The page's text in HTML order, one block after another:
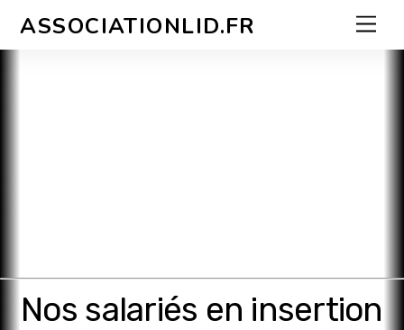
content
ASSOCIATIONLID.FR
Nos salariés en insertion